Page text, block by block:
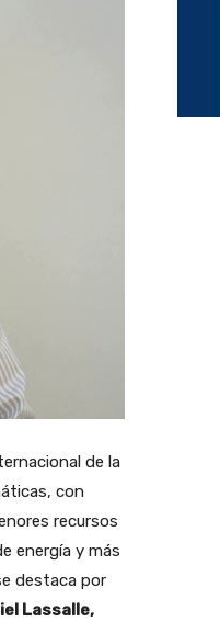
de la
con
recursos
energía y más
destaca por
Lassalle,